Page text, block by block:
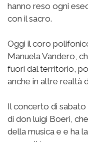
hanno reso ogni
con il sacro.
Oggi il coro
Manuela Vandero,
fuori dal territorio,
anche in altre realtà
Il concerto di sabato
di don luigi Boeri,
della musica e e ha